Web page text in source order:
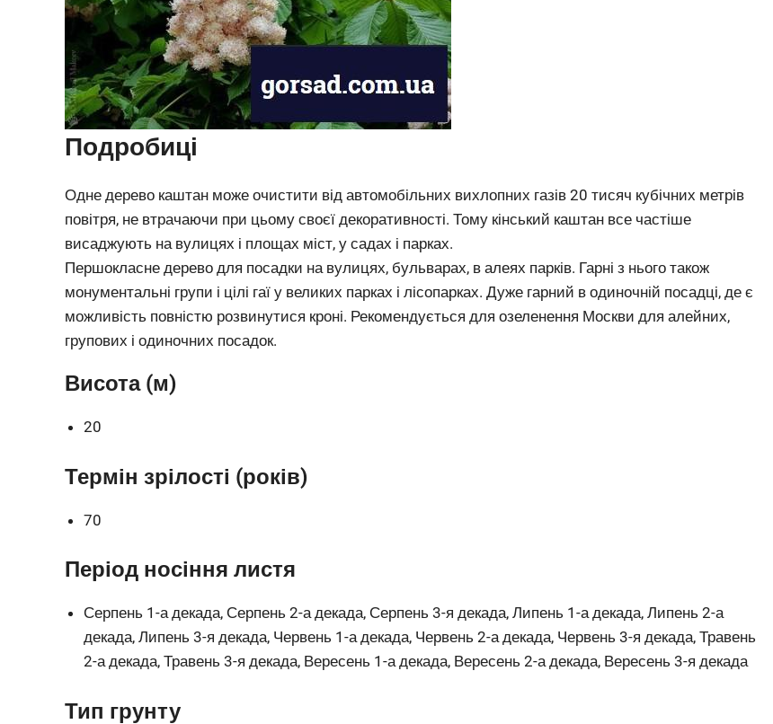
Подробиці
Одне дерево каштан може очистити від автомобільних вихлопних газів 20 тисяч кубічних метрів
повітря, не втрачаючи при цьому своєї декоративності. Тому кінський каштан все частіше
висаджують на вулицях і площах міст, у садах і парках.
Першокласне дерево для посадки на вулицях, бульварах, в алеях парків. Гарні з нього також
монументальні групи і цілі гаї у великих парках і лісопарках. Дуже гарний в одиночній посадці, де є
можливість повністю розвинутися кроні. Рекомендується для озеленення Москви для алейних,
групових і одиночних посадок.
Висота (м)
20
Термін зрілості (років)
70
Період носіння листя
Серпень 1-а декада, Серпень 2-а декада, Серпень 3-я декада, Липень 1-а декада, Липень 2-а
декада, Липень 3-я декада, Червень 1-а декада, Червень 2-а декада, Червень 3-я декада, Травень
2-а декада, Травень 3-я декада, Вересень 1-а декада, Вересень 2-а декада, Вересень 3-я декада
Тип грунту